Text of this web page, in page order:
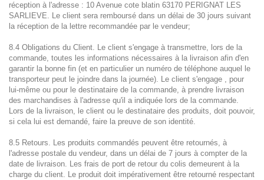
réception à l'adresse : 10 Avenue cote blatin 63170 PERIGNAT LES
SARLIEVE. Le client sera remboursé dans un délai de 30 jours suivant
la réception de la lettre recommandée par le vendeur;
8.4 Obligations du Client. Le client s'engage à transmettre, lors de la
commande, toutes les informations nécessaires à la livraison afin d'en
garantir la bonne fin (et en particulier un numéro de téléphone auquel le
transporteur peut le joindre dans la journée). Le client s'engage , pour
lui-même ou pour le destinataire de la commande, à prendre livraison
des marchandises à l'adresse qu'il a indiquée lors de la commande.
Lors de la livraison, le client ou le destinataire des produits, doit pouvoir,
si cela lui est demandé, faire la preuve de son identité.
8.5 Retours. Les produits commandés peuvent être retournés, à
l'adresse postale du vendeur, dans un délai de 7 jours à compter de la
date de livraison. Les frais de port de retour du colis demeurent à la
charge du client. Le produit doit impérativement être retourné respectant